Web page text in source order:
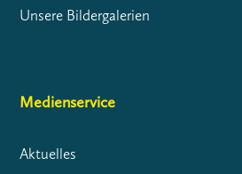
Unsere Bildergalerien
Medienservice
Aktuelles